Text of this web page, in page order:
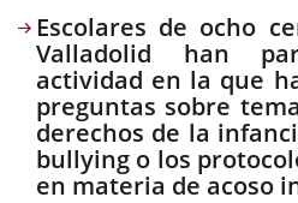
Descripción
Escolares de ocho
Valladolid han
actividad en la que
preguntas sobre
derechos de la
bullying o los
en materia de acoso